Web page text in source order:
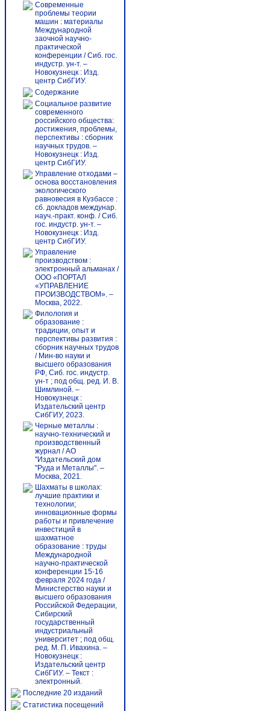
Современные
проблемы теории
машин : материалы
Международной
заочной научно-
практической
конференции / Сиб. гос.
индустр. ун-т. –
Новокузнецк : Изд.
центр СибГИУ.
Содержание
Социальное развитие
современного
российского общества:
достижения, проблемы,
перспективы : сборник
научных трудов. –
Новокузнецк : Изд.
центр СибГИУ.
Управление отходами –
основа восстановления
экологического
равновесия в Кузбассе :
сб. докладов междунар.
науч.-практ. конф. / Сиб.
гос. индустр. ун-т. –
Новокузнецк : Изд.
центр СибГИУ.
Управление
производством :
электронный альманах /
ООО «ПОРТАЛ
«УПРАВЛЕНИЕ
ПРОИЗВОДСТВОМ». –
Москва, 2022.
Филология и
образование :
традиции, опыт и
перспективы развития :
сборник научных трудов
/ Мин-во науки и
высшего образования
РФ, Сиб. гос. индустр.
ун-т ; под общ. ред. И. В.
Шимлиной. –
Новокузнецк :
Издательский центр
СибГИУ, 2023.
Черные металлы :
научно-технический и
производственный
журнал / АО
"Издательский дом
"Руда и Металлы". –
Москва, 2021.
Шахматы в школах:
лучшие практики и
технологии;
инновационные формы
работы и привлечение
инвестиций в
шахматное
образование : труды
Международной
научно-практической
конференции 15-16
февраля 2024 года /
Министерство науки и
высшего образования
Российской Федерации,
Сибирский
государственный
индустриальный
университет ; под общ.
ред. М. П. Ивахина. –
Новокузнецк :
Издательский центр
СибГИУ. – Текст :
электронный.
Последние 20 изданий
Статистика посещений